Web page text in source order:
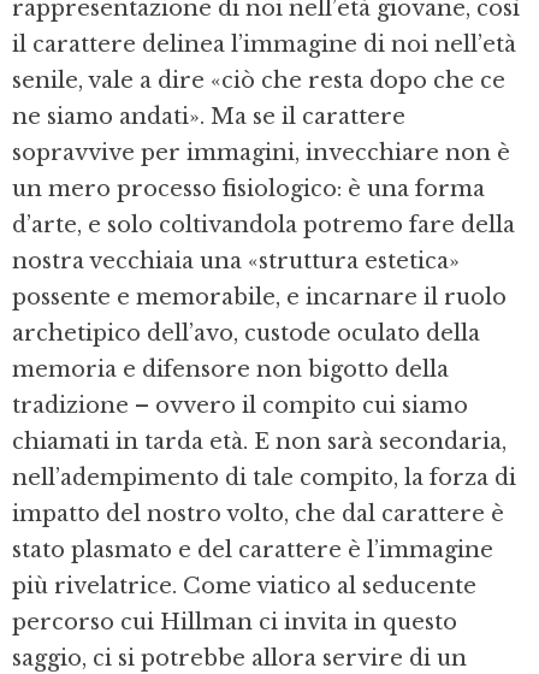
rappresentazione di noi nell’età giovane, così
il carattere delinea l’immagine di noi nell’età
senile, vale a dire «ciò che resta dopo che ce
ne siamo andati». Ma se il carattere
sopravvive per immagini, invecchiare non è
un mero processo fisiologico: è una forma
d’arte, e solo coltivandola potremo fare della
nostra vecchiaia una «struttura estetica»
possente e memorabile, e incarnare il ruolo
archetipico dell’avo, custode oculato della
memoria e difensore non bigotto della
tradizione – ovvero il compito cui siamo
chiamati in tarda età. E non sarà secondaria,
nell’adempimento di tale compito, la forza di
impatto del nostro volto, che dal carattere è
stato plasmato e del carattere è l’immagine
più rivelatrice. Come viatico al seducente
percorso cui Hillman ci invita in questo
saggio, ci si potrebbe allora servire di un